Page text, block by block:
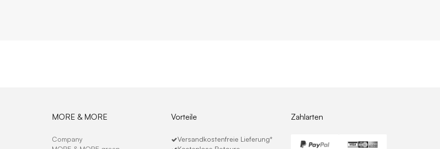
MORE & MORE
Company
Vorteile
Versandkostenfreie Lieferung*
Zahlarten